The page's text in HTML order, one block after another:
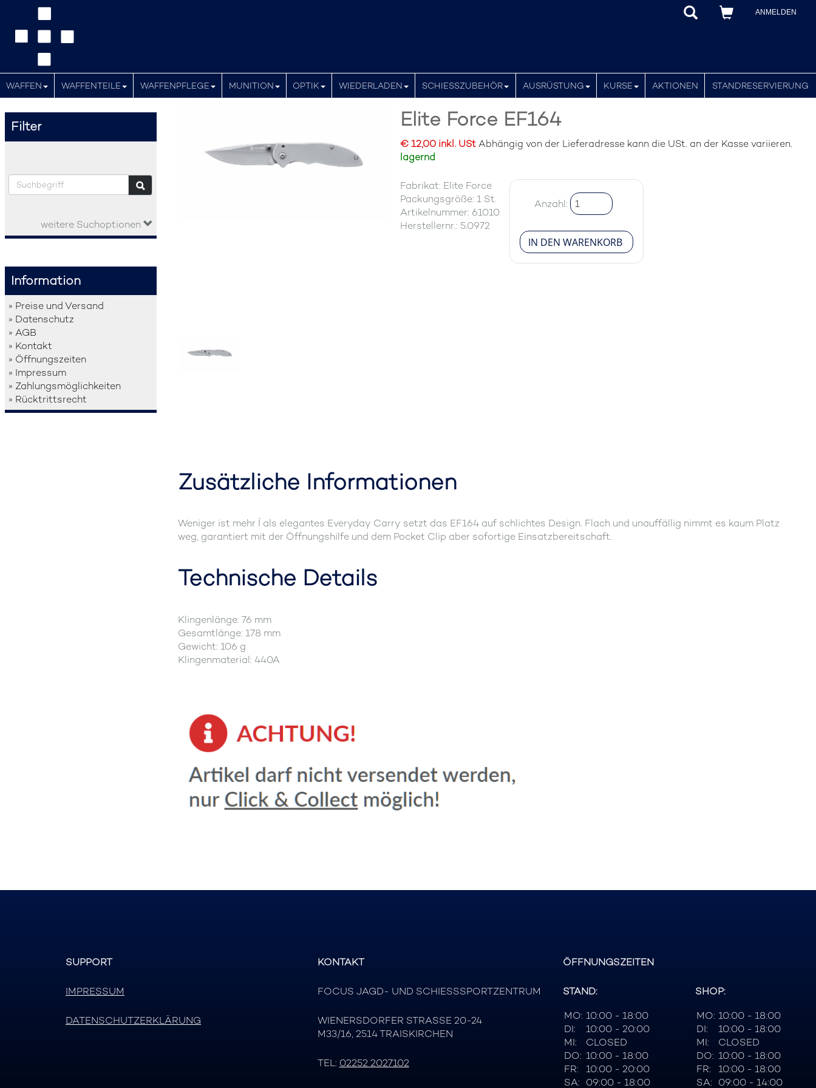
ANMELDEN
WAFFEN WAFFENTEILE WAFFENPFLEGE MUNITION OPTIK WIEDERLADEN SCHIESSZUBEHÖR AUSRÜSTUNG KURSE AKTIONEN STANDRESERVIERUNG
Filter
weitere Suchoptionen
Information
» Preise und Versand
» Datenschutz
» AGB
» Kontakt
» Öffnungszeiten
» Impressum
» Zahlungsmöglichkeiten
» Rücktrittsrecht
Elite Force EF164
€ 12,00 inkl. UStAbhängig von der Lieferadresse kann die USt. an der Kasse variieren.
lagernd
Fabrikat: Elite Force
Packungsgröße: 1 St.
Artikelnummer: 61010
Herstellernr.: 5.0972
Anzahl:
Zusätzliche Informationen
Weniger ist mehr Í als elegantes Everyday Carry setzt das EF164 auf schlichtes Design. Flach und unauffällig nimmt es kaum Platz
weg, garantiert mit der Öffnungshilfe und dem Pocket Clip aber sofortige Einsatzbereitschaft.
Technische Details
Klingenlänge: 76 mm
Gesamtlänge: 178 mm
Gewicht: 106 g
Klingenmaterial: 440A
SUPPORT
IMPRESSUM
DATENSCHUTZERKLÄRUNG
KONTAKT
FOCUS JAGD- UND SCHIESSSPORTZENTRUM
WIENERSDORFER STRASSE 20-24
M33/16, 2514 TRAISKIRCHEN
TEL: 02252 2027102
ÖFFNUNGSZEITEN
STAND:
MO: 10:00 - 18:00
DI:
10:00 - 20:00
MI:
CLOSED
DO: 10:00 - 18:00
FR:
10:00 - 20:00
SA: 09:00 - 18:00
SHOP:
MO: 10:00 - 18:00
DI:
10:00 - 18:00
MI:
CLOSED
DO: 10:00 - 18:00
FR:
10:00 - 18:00
SA: 09:00 - 14:00